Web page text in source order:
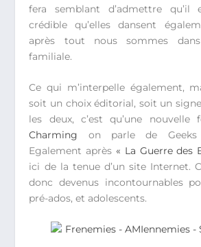
fera semblant d’admettre
crédible qu’elles dansent
après tout nous sommes
familiale.
Ce qui m’interpelle également,
soit un choix éditorial, soit un
les deux, c’est qu’une nouvelle
Charming on parle de
Egalement après « La Guerre des
ici de la tenue d’un site Internet.
donc devenus incontournables
pré-ados, et adolescents.